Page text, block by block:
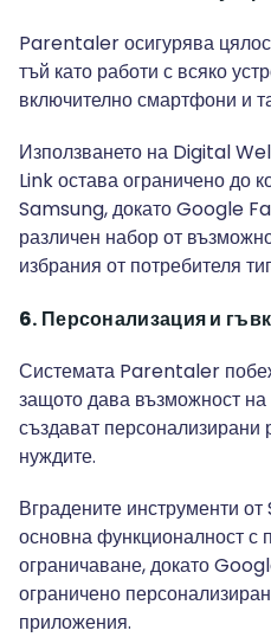
Parentaler осигурява
тъй като работи с всяко
включително смартфони и
Използването на Digital
Link остава ограничено до
Samsung, докато Google
различен набор от
избрания от потребителя
6. Персонализация и
Системата Parentaler
защото дава възможност на
създават
нуждите.
Вградените инструменти
основна функционалност с
ограничаване, докато
ограничено
приложения.